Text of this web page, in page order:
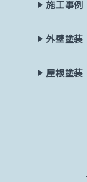
施工事例
外壁塗装
屋根塗装